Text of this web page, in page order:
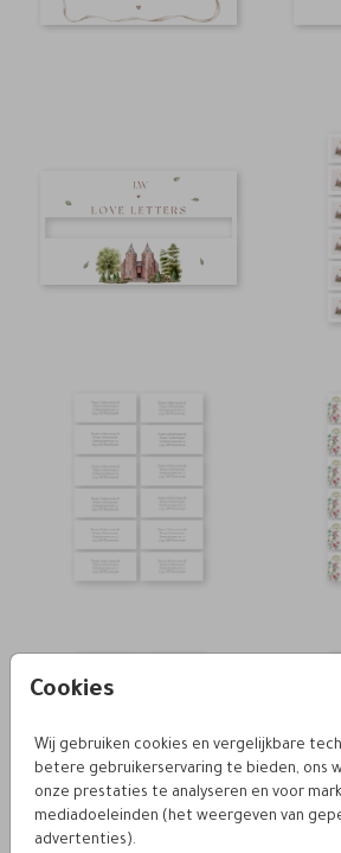
Cookies
Wij gebruiken cookies en vergelijkbare
betere gebruikerservaring te bieden, ons
onze prestaties te analyseren en voor
mediadoeleinden (het weergeven van
advertenties).